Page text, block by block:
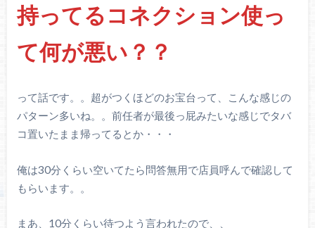
持ってるコネクション使っ
て何が悪い？？
って話です。。超がつくほどのお宝台って、こんな感じの
パターン多いね。。前任者が最後っ屁みたいな感じでタバ
コ置いたまま帰ってるとか・・・
俺は30分くらい空いてたら問答無用で店員呼んで確認して
もらいます。。
まあ、10分くらい待つよう言われたので、、